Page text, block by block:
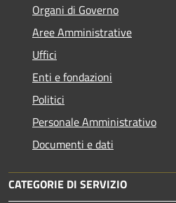
Organi di Governo
Aree Amministrative
Uffici
Enti e fondazioni
Politici
Personale Amministrativo
Documenti e dati
CATEGORIE DI SERVIZIO